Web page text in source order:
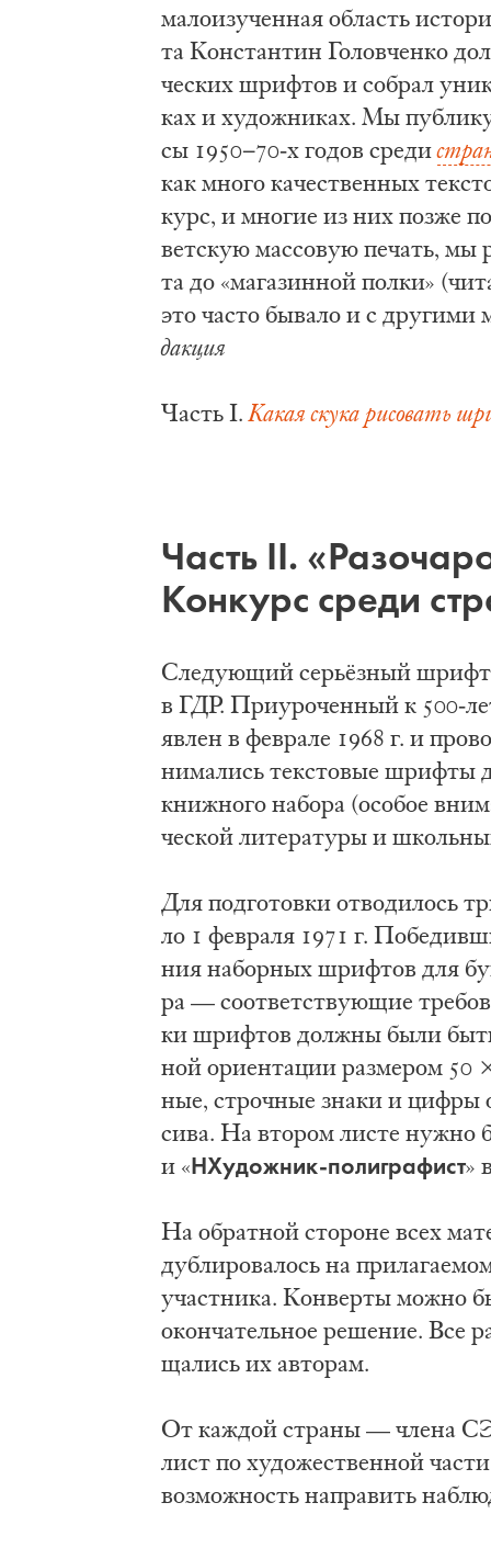
ма­ло­изу­чен­ная об­ласть
та Кон­стан­тин Го­лов­чен­ко
че­ских шриф­тов и со­брал
ках и ху­дож­ни­ках. Мы
сы 1950−70-х го­дов сре­ди
как мно­го ка­че­ствен­ных
курс, и мно­гие из них поз­же
вет­скую мас­со­вую пе­чать,
та до «ма­га­зин­ной пол­ки»
это ча­сто бы­ва­ло и с
дак­ция
Часть I.Ка­кая ску­ка ри­со­вать
Часть II.
Кон­кур­с сре­ди
Сле­ду­ю­щий се­рьёз­ный
в ГДР. При­уро­чен­ный к 500-
яв­лен в фе­вра­ле 1968 г. и
ни­ма­лись тек­сто­вые шриф­ты
книж­но­го на­бо­ра (осо­бое
че­ской ли­те­ра­ту­ры и
Для под­го­тов­ки от­во­ди­лось
ло 1 фе­вра­ля 1971 г.
ния на­бор­ных шриф­тов для
ра — со­от­вет­ству­ю­щие
ки шриф­тов долж­ны бы­ли
ной ори­ен­та­ции раз­ме­ром 50
ные, строч­ные зна­ки и циф­ры
си­ва. На вто­ром ли­сте нуж­но
и «НХу­дож­ник-по­ли­гра­фист»
На обрат­ной сто­ро­не всех
ду­бли­ро­ва­лось на
участ­ни­ка. Кон­вер­ты мож­но
окон­ча­тель­ное ре­ше­ние. Все
ща­лись их ав­то­рам.
От каж­дой стра­ны — чле­на
лист по ху­до­же­ствен­ной
воз­мож­ность на­пра­вить